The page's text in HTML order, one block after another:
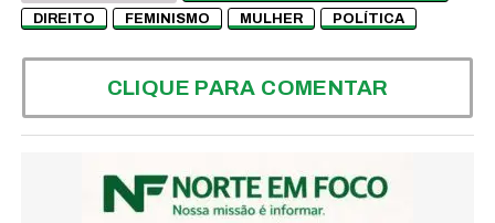
DIREITO
FEMINISMO MULHER POLÍTICA
CLIQUE PARA COMENTAR